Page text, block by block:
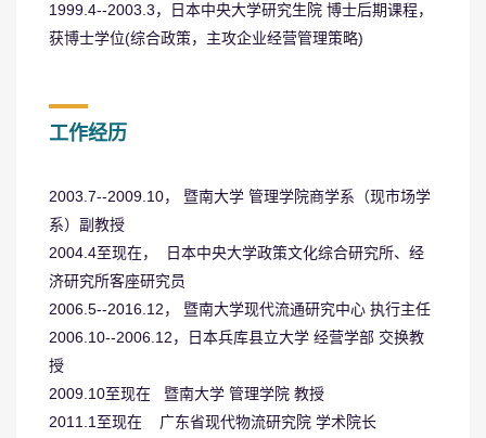
1999.4--2003.3，日本中央大学研究生院 博士后期课程，
获博士学位(综合政策，主攻企业经营管理策略)
工作经历
2003.7--2009.10， 暨南大学 管理学院商学系（现市场学
系）副教授
2004.4至现在， 日本中央大学政策文化综合研究所、经
济研究所客座研究员
2006.5--2016.12， 暨南大学现代流通研究中心 执行主任
2006.10--2006.12，日本兵库县立大学 经营学部 交换教
授
2009.10至现在 暨南大学 管理学院 教授
2011.1至现在 广东省现代物流研究院 学术院长